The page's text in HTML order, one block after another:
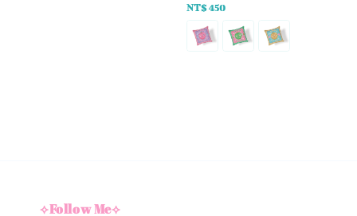
Regular
price
NT$ 450
⟡Follow Me⟡